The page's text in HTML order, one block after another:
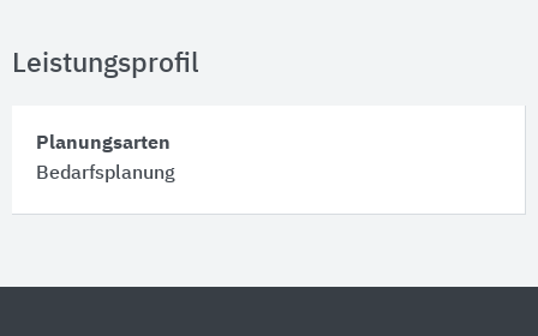
Leistungsprofil
Planungsarten
Bedarfsplanung